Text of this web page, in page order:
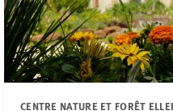
CENTRE NATURE ET FORÊT